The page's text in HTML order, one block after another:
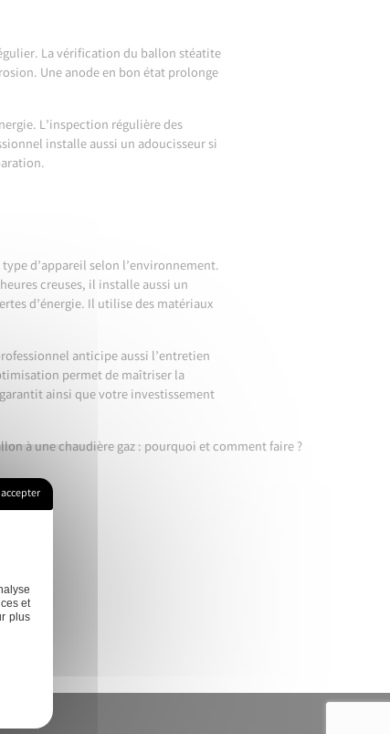
La vérification du ballon stéatite
Une anode en bon état prolonge
L’inspection régulière des
installe aussi un adoucisseur si
d’appareil selon l’environnement.
creuses, il installe aussi un
d’énergie. Il utilise des matériaux
anticipe aussi l’entretien
permet de maîtriser la
ainsi que votre investissement
à une chaudière gaz : pourquoi et comment faire ?
et
plus